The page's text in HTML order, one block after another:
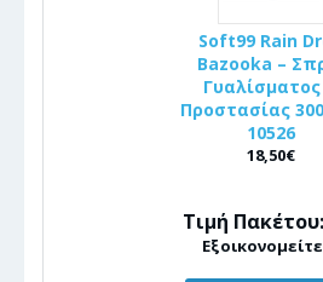
Soft99 Rain
Bazooka –
Προστασίας
10526
18,50€
Τιμή